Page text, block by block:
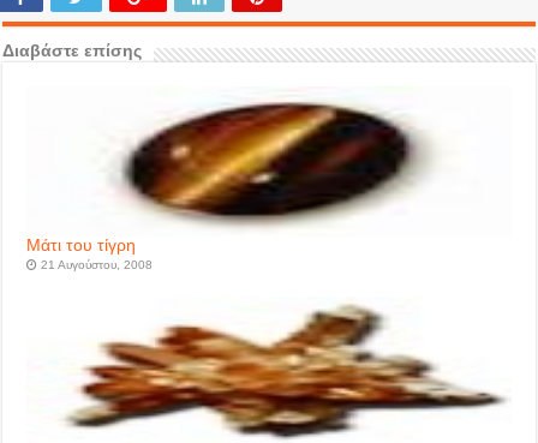
Διαβάστε επίσης
Μάτι του τίγρη
21 Αυγούστου, 2008